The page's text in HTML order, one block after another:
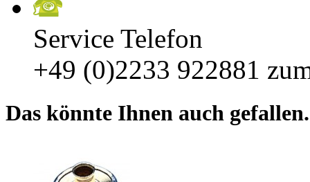
Service Telefon
+49 (0)2233 922881
Das könnte Ihnen auch gefallen.